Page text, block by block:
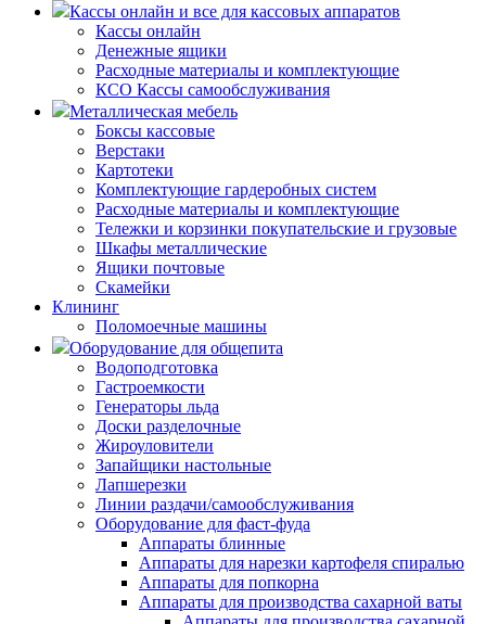
Кассы онлайн и все для кассовых аппаратов
Кассы онлайн
Денежные ящики
Расходные материалы и комплектующие
КСО Кассы самообслуживания
Металлическая мебель
Боксы кассовые
Верстаки
Картотеки
Комплектующие гардеробных систем
Расходные материалы и комплектующие
Тележки и корзинки покупательские и грузовые
Шкафы металлические
Ящики почтовые
Скамейки
Клининг
Поломоечные машины
Оборудование для общепита
Водоподготовка
Гастроемкости
Генераторы льда
Доски разделочные
Жироуловители
Запайщики настольные
Лапшерезки
Линии раздачи/самообслуживания
Оборудование для фаст-фуда
Аппараты блинные
Аппараты для нарезки картофеля спиралью
Аппараты для попкорна
Аппараты для производства сахарной ваты